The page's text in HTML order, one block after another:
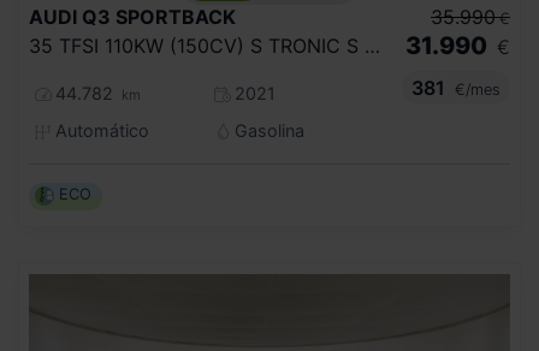
AUDI Q3 SPORTBACK
35 TFSI 110KW (150CV) S TRONIC S LINE
44.782 km
2021
Automático
Gasolina
35.990 €
31.990 €
381
€/mes
ECO